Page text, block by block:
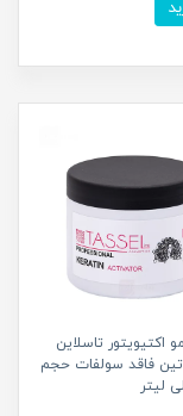
اکتیویتور تاسلاین
فاقد سولفات حجم